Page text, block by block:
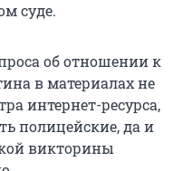
суде.
об отношении к
в материалах не
интернет-ресурса,
полицейские, да и
викторины